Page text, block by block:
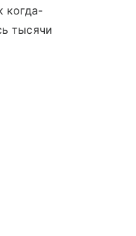
когда-
тысячи